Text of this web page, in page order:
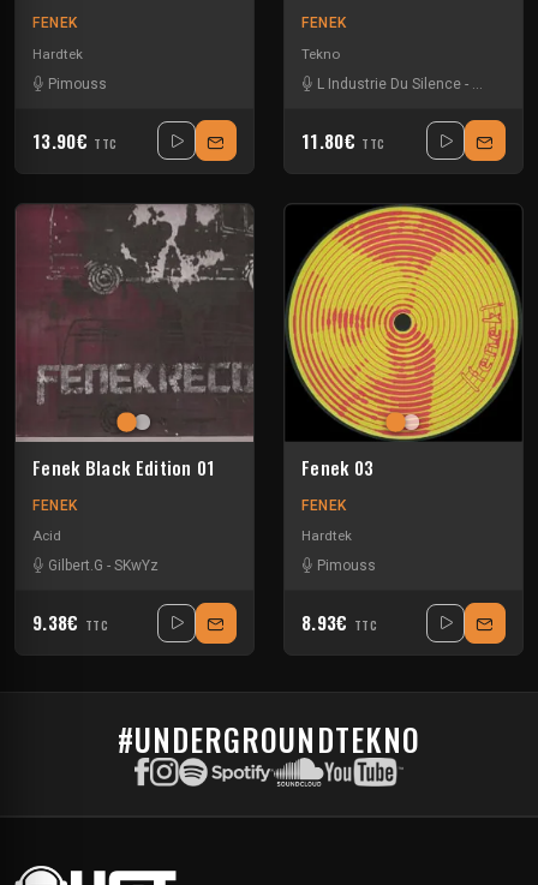
FENEK
Hardtek
Pimouss
13.90€ TTC
FENEK
Tekno
L Industrie Du Silence - Matt
11.80€ TTC
Fenek Black Edition 01
FENEK
Acid
Gilbert.G - SKwYz
9.38€ TTC
Fenek 03
FENEK
Hardtek
Pimouss
8.93€ TTC
#UNDERGROUNDTEKNO